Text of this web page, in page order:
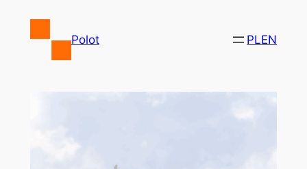
Polot PLEN